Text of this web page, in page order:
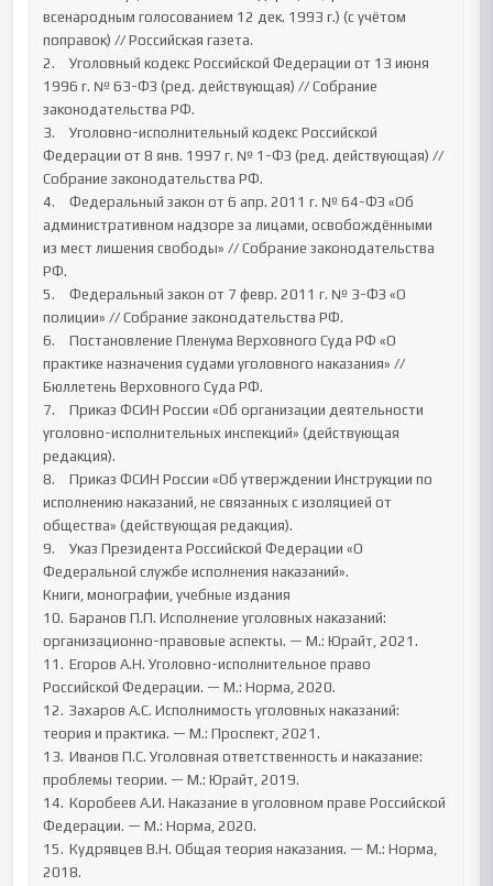
всенародным голосованием 12 дек. 1993 г.) (с учётом
поправок) // Российская газета.
2.	Уголовный кодекс Российской Федерации от 13 июня
1996 г. № 63-ФЗ (ред. действующая) // Собрание
законодательства РФ.
3.	Уголовно-исполнительный кодекс Российской
Федерации от 8 янв. 1997 г. № 1-ФЗ (ред. действующая) //
Собрание законодательства РФ.
4.	Федеральный закон от 6 апр. 2011 г. № 64-ФЗ «Об
административном надзоре за лицами, освобождёнными
из мест лишения свободы» // Собрание законодательства
РФ.
5.	Федеральный закон от 7 февр. 2011 г. № 3-ФЗ «О
полиции» // Собрание законодательства РФ.
6.	Постановление Пленума Верховного Суда РФ «О
практике назначения судами уголовного наказания» //
Бюллетень Верховного Суда РФ.
7.	Приказ ФСИН России «Об организации деятельности
уголовно-исполнительных инспекций» (действующая
редакция).
8.	Приказ ФСИН России «Об утверждении Инструкции по
исполнению наказаний, не связанных с изоляцией от
общества» (действующая редакция).
9.	Указ Президента Российской Федерации «О
Федеральной службе исполнения наказаний».
Книги, монографии, учебные издания
10.	Баранов П.П. Исполнение уголовных наказаний:
организационно-правовые аспекты. — М.: Юрайт, 2021.
11.	Егоров А.Н. Уголовно-исполнительное право
Российской Федерации. — М.: Норма, 2020.
12.	Захаров А.С. Исполнимость уголовных наказаний:
теория и практика. — М.: Проспект, 2021.
13.	Иванов П.С. Уголовная ответственность и наказание:
проблемы теории. — М.: Юрайт, 2019.
14.	Коробеев А.И. Наказание в уголовном праве Российской
Федерации. — М.: Норма, 2020.
15.	Кудрявцев В.Н. Общая теория наказания. — М.: Норма,
2018.